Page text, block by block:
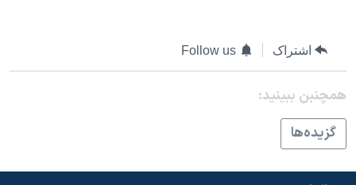
اشتراک Follow us
همچنبن ببینید:
گزيده‌ها